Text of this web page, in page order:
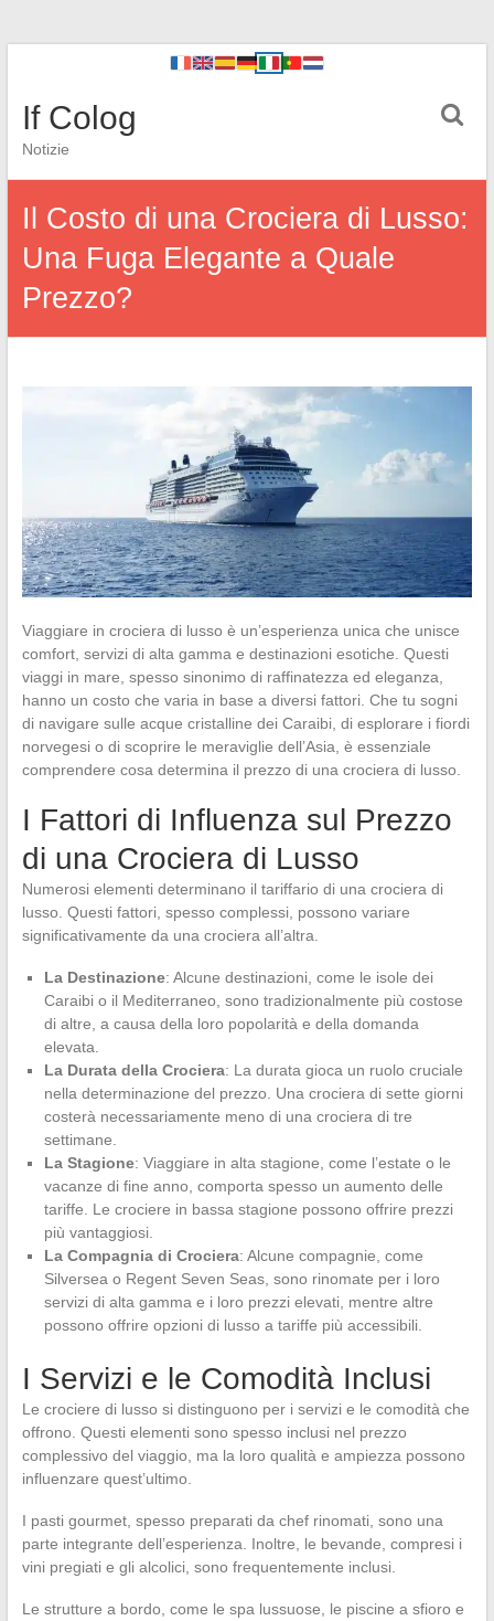
If Colog
Notizie
Il Costo di una Crociera di Lusso:
Una Fuga Elegante a Quale
Prezzo?
Viaggiare in crociera di lusso è un’esperienza unica che unisce
comfort, servizi di alta gamma e destinazioni esotiche. Questi
viaggi in mare, spesso sinonimo di raffinatezza ed eleganza,
hanno un costo che varia in base a diversi fattori. Che tu sogni
di navigare sulle acque cristalline dei Caraibi, di esplorare i fiordi
norvegesi o di scoprire le meraviglie dell’Asia, è essenziale
comprendere cosa determina il prezzo di una crociera di lusso.
I Fattori di Influenza sul Prezzo
di una Crociera di Lusso
Numerosi elementi determinano il tariffario di una crociera di
lusso. Questi fattori, spesso complessi, possono variare
significativamente da una crociera all’altra.
La Destinazione: Alcune destinazioni, come le isole dei
Caraibi o il Mediterraneo, sono tradizionalmente più costose
di altre, a causa della loro popolarità e della domanda
elevata.
La Durata della Crociera: La durata gioca un ruolo cruciale
nella determinazione del prezzo. Una crociera di sette giorni
costerà necessariamente meno di una crociera di tre
settimane.
La Stagione: Viaggiare in alta stagione, come l’estate o le
vacanze di fine anno, comporta spesso un aumento delle
tariffe. Le crociere in bassa stagione possono offrire prezzi
più vantaggiosi.
La Compagnia di Crociera: Alcune compagnie, come
Silversea o Regent Seven Seas, sono rinomate per i loro
servizi di alta gamma e i loro prezzi elevati, mentre altre
possono offrire opzioni di lusso a tariffe più accessibili.
I Servizi e le Comodità Inclusi
Le crociere di lusso si distinguono per i servizi e le comodità che
offrono. Questi elementi sono spesso inclusi nel prezzo
complessivo del viaggio, ma la loro qualità e ampiezza possono
influenzare quest’ultimo.
I pasti gourmet, spesso preparati da chef rinomati, sono una
parte integrante dell’esperienza. Inoltre, le bevande, compresi i
vini pregiati e gli alcolici, sono frequentemente inclusi.
Le strutture a bordo, come le spa lussuose, le piscine a sfioro e